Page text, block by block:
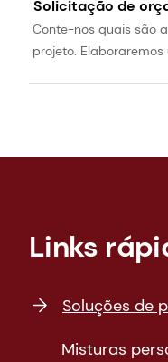
Solicitação de
Conte-nos quais são
projeto.
Links
Soluções de
Misturas